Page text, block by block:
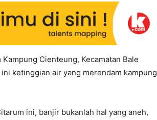
Cienteung, Kecamatan Bale
ketinggian air yang merendam kampung
ini, banjir bukanlah hal yang aneh,